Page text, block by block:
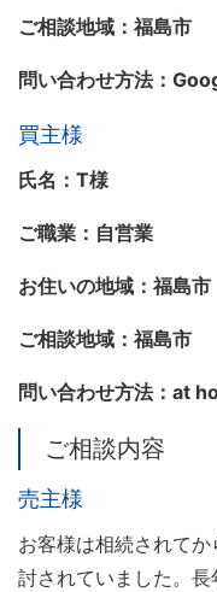
ご相談地域：福島市
問い合わせ方法：
買主様
氏名：T様
ご職業：自営業
お住いの地域：福島市
ご相談地域：福島市
問い合わせ方法：at
ご相談内容
売主様
お客様は相続されて
討されていました。